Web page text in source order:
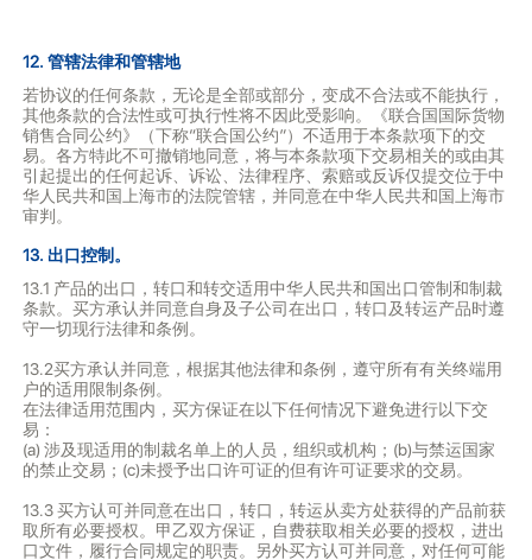
12. 管辖法律和管辖地
若协议的任何条款，无论是全部或部分，变成不合法或不能执行，
其他条款的合法性或可执行性将不因此受影响。《联合国国际货物
销售合同公约》（下称“联合国公约”）不适用于本条款项下的交
易。各方特此不可撤销地同意，将与本条款项下交易相关的或由其
引起提出的任何起诉、诉讼、法律程序、索赔或反诉仅提交位于中
华人民共和国上海市的法院管辖，并同意在中华人民共和国上海市
审判。
13. 出口控制。
13.1 产品的出口，转口和转交适用中华人民共和国出口管制和制裁
条款。买方承认并同意自身及子公司在出口，转口及转运产品时遵
守一切现行法律和条例。
13.2买方承认并同意，根据其他法律和条例，遵守所有有关终端用
户的适用限制条例。
在法律适用范围内，买方保证在以下任何情况下避免进行以下交
易：
(a) 涉及现适用的制裁名单上的人员，组织或机构；(b)与禁运国家
的禁止交易；(c)未授予出口许可证的但有许可证要求的交易。
13.3 买方认可并同意在出口，转口，转运从卖方处获得的产品前获
取所有必要授权。甲乙双方保证，自费获取相关必要的授权，进出
口文件，履行合同规定的职责。另外买方认可并同意，对任何可能